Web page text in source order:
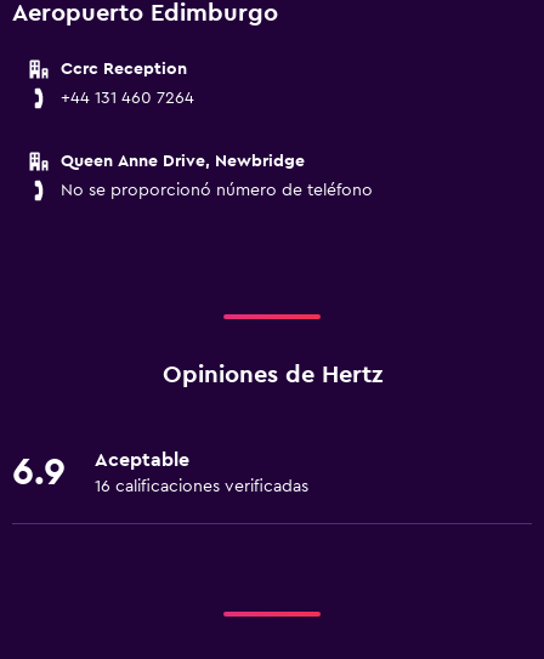
Aeropuerto Edimburgo
Ccrc Reception
+44 131 460 7264
Queen Anne Drive, Newbridge
No se proporcionó número de teléfono
Opiniones de Hertz
6.9 Aceptable
16 calificaciones verificadas